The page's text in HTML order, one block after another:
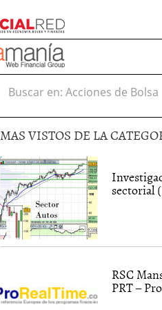
Buscar en:
MAS VISTOS DE LA
sectorial
RSC
PRT –